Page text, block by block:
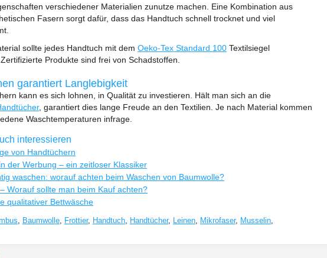
verschiedener Materialien zunutze machen. Eine Kombination aus
Fasern sorgt dafür, dass das Handtuch schnell trocknet und viel
sollte jedes Handtuch mit dem Oeko-Tex Standard 100 Textilsiegel
Produkte sind frei von Schadstoffen.
garantiert Langlebigkeit
kann es sich lohnen, in Qualität zu investieren. Hält man sich an die
, garantiert dies lange Freude an den Textilien. Je nach Material kommen
Waschtemperaturen infrage.
interessieren
von Handtüchern
der Werbung – ein zeitloser Klassiker
waschen: worauf achten beim Waschen von Baumwolle?
Worauf sollte man beim Kauf achten?
qualitativer Bettwäsche
, Baumwolle, Frottier, Handtuch, Handtücher, Leinen, Mikrofaser, Musselin,